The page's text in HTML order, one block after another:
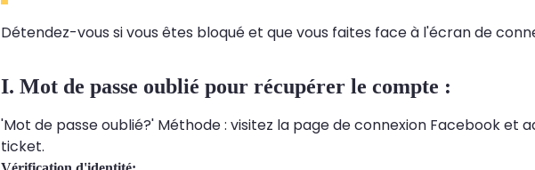
Détendez-vous si vous êtes bloqué et que vous faites face à l'écran de
I. Mot de passe oublié pour récupérer le compte :
'Mot de passe oublié?' Méthode : visitez la page de connexion Facebook et
ticket.